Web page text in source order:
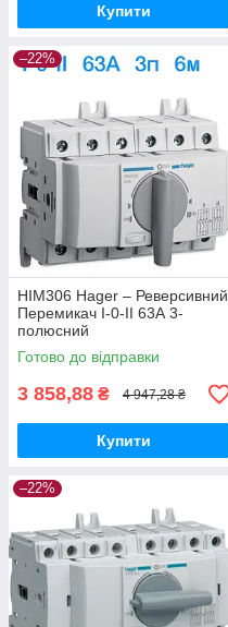
Купити
–22%
HIM306 Hager – Реверсивний
Перемикач I-0-II 63А 3-
полюсний
Готово до відправки
3 858,88 ₴ 4 947,28 ₴
Купити
–22%